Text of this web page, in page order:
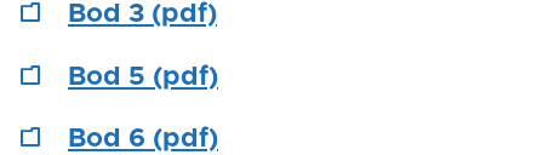
Bod 3 (pdf)
Bod 5 (pdf)
Bod 6 (pdf)